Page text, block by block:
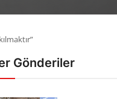
Gönderiler